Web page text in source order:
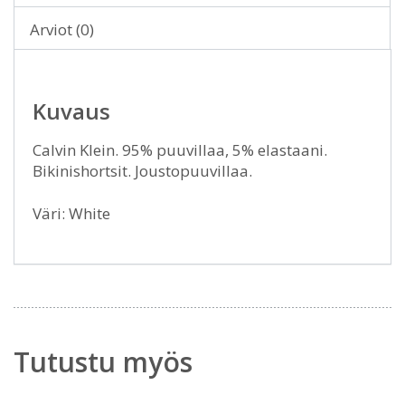
Arviot (0)
Kuvaus
Calvin Klein. 95% puuvillaa, 5% elastaani.
Bikinishortsit. Joustopuuvillaa.
Väri: White
Tutustu myös